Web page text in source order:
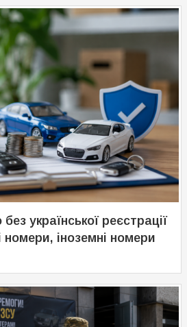
української реєстрації
номери, іноземні номери